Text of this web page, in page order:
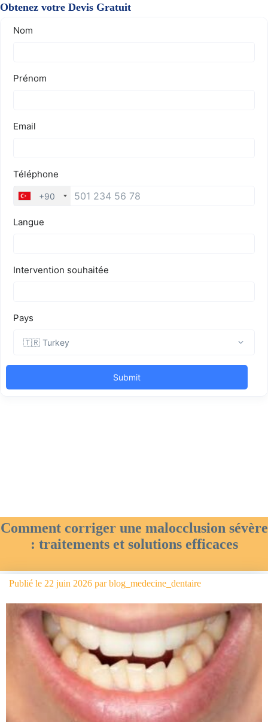
Obtenez votre Devis Gratuit
Comment corriger une malocclusion sévère
: traitements et solutions efficaces
Publié le 22 juin 2026 parblog_medecine_dentaire